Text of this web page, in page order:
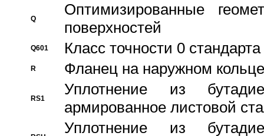
Q
Оптимизированные
поверхностей
Q601 Класс точности 0
R Фланец на наружном кольце
RS1
Уплотнение из
армированное листовой
Уплотнение из